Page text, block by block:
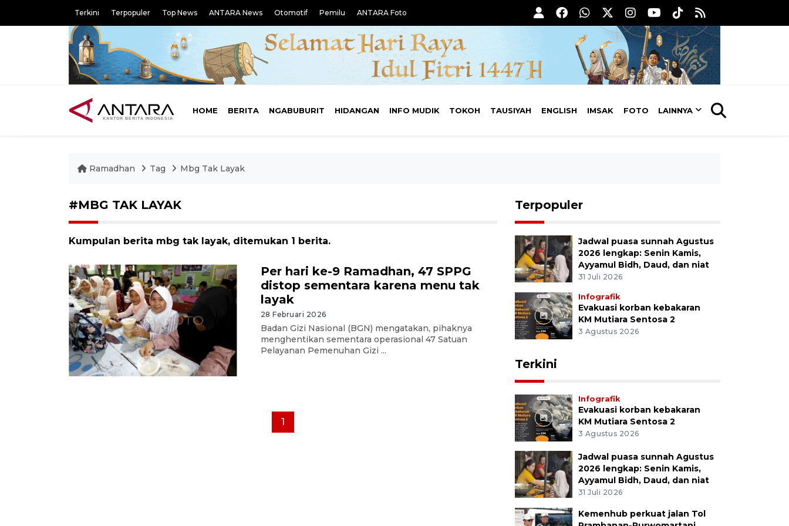
Terkini Terpopuler Top News ANTARA News Otomotif Pemilu ANTARA Foto
HOME BERITA NGABUBURIT HIDANGAN INFO MUDIK TOKOH TAUSIYAH ENGLISH IMSAK FOTO LAINNYA
Ramadhan Tag Mbg Tak Layak
#MBG TAK LAYAK
Kumpulan berita mbg tak layak, ditemukan 1 berita.
Per hari ke-9 Ramadhan, 47 SPPG
distop sementara karena menu tak
layak
28 Februari 2026
Badan Gizi Nasional (BGN) mengatakan, pihaknya
menghentikan sementara operasional 47 Satuan
Pelayanan Pemenuhan Gizi ...
1
Terpopuler
Jadwal puasa sunnah Agustus
2026 lengkap: Senin Kamis,
Ayyamul Bidh, Daud, dan niat
31 Juli 2026
Infografik
Evakuasi korban kebakaran
KM Mutiara Sentosa 2
3 Agustus 2026
Terkini
Infografik
Evakuasi korban kebakaran
KM Mutiara Sentosa 2
3 Agustus 2026
Jadwal puasa sunnah Agustus
2026 lengkap: Senin Kamis,
Ayyamul Bidh, Daud, dan niat
31 Juli 2026
Kemenhub perkuat jalan Tol